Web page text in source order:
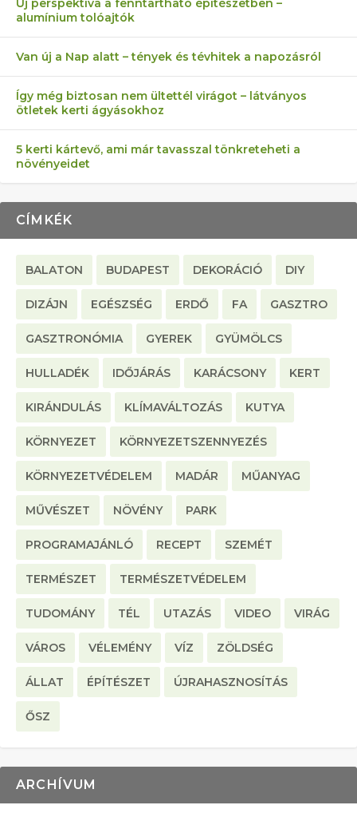
KEZDŐKNEK
ELLEN
TÉRKŐ ÉS MURVA
AZ EGY KÖ…
Új perspektíva a fenntartható építészetben –
alumínium tolóajtók
Van új a Nap alatt – tények és tévhitek a napozásról
Így még biztosan nem ültettél virágot – látványos
ötletek kerti ágyásokhoz
5 kerti kártevő, ami már tavasszal tönkreteheti a
növényeidet
CÍMKÉK
BALATON BUDAPEST DEKORÁCIÓ DIY
DIZÁJN EGÉSZSÉG ERDŐ FA GASZTRO
GASZTRONÓMIA GYEREK GYÜMÖLCS
HULLADÉK IDŐJÁRÁS KARÁCSONY KERT
KIRÁNDULÁS KLÍMAVÁLTOZÁS KUTYA
KÖRNYEZET KÖRNYEZETSZENNYEZÉS
KÖRNYEZETVÉDELEM MADÁR MŰANYAG
MŰVÉSZET NÖVÉNY PARK
PROGRAMAJÁNLÓ RECEPT SZEMÉT
TERMÉSZET TERMÉSZETVÉDELEM
TUDOMÁNY TÉL UTAZÁS VIDEO VIRÁG
VÁROS VÉLEMÉNY VÍZ ZÖLDSÉG
ÁLLAT ÉPÍTÉSZET ÚJRAHASZNOSÍTÁS
ŐSZ
ARCHÍVUM